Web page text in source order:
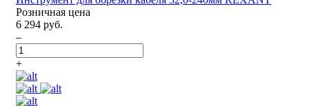
Розничная цена
6 294 руб.
–
+